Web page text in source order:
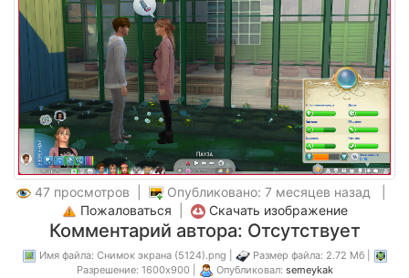
47 просмотров |
Опубликовано: 7 месяцев назад |
Пожаловаться
Скачать изображение
Комментарий автора: Отсутствует
Имя файла: Снимок экрана (5124).png |
Размер файла: 2.72 Мб |
Разрешение: 1600x900 |
Опубликовал: semeykak